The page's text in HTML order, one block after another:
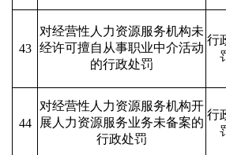
43
对经营性人力资源服务机构未
经许可擅自从事职业中介活动
的行政处罚
行
44
对经营性人力资源服务机构开
展人力资源服务业务未备案的
行政处罚
行